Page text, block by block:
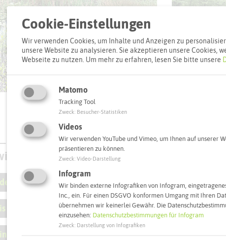
diese Attraktion ein
Laufen Moor / Feuchtgebiet
Naturpark Hohe Mark Naturschutz
Cookie-Einstellungen
Wir verwenden Cookies, um Inhalte und Anzeigen zu
unsere Website zu analysieren. Sie akzeptieren unsere Cookies,
Webseite zu nutzen. Um mehr zu erfahren, lesen Sie bitte unsere
Matomo
Tracking Tool
Zweck: Besucher-Statistiken
Videos
Wir verwenden YouTube und Vimeo, um Ihnen auf unserer
präsentieren zu können.
Zweck: Video-Darstellung
Infogram
Wir binden externe Infografiken von Infogram,
Inc., ein. Für einen DSGVO konformen Umgang mit Ihren
übernehmen wir keinerlei Gewähr. Die
einzusehen: Datenschutzbestimmungen für Infogram
Zweck: Darstellung von Infografiken